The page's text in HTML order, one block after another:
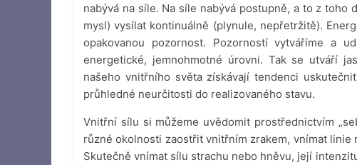
nabývá na síle. Na síle nabývá postupně, a to z
mysl) vysílat kontinuálně (plynule, nepřetržitě).
opakovanou pozornost. Pozorností vytváříme a
energetické, jemnohmotné úrovni. Tak se utváří
našeho vnitřního světa získávají tendenci
průhledné neurčitosti do realizovaného stavu.
Vnitřní sílu si můžeme uvědomit prostřednictvím
různé okolnosti zaostřit vnitřním zrakem, vnímat
Skutečně vnímat sílu strachu nebo hněvu, její